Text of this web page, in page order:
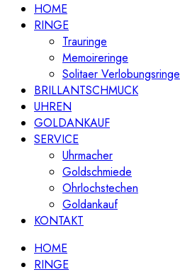
HOME
RINGE
Trauringe
Memoireringe
Solitaer Verlobungsringe
BRILLANTSCHMUCK
UHREN
GOLDANKAUF
SERVICE
Uhrmacher
Goldschmiede
Ohrlochstechen
Goldankauf
KONTAKT
HOME
RINGE